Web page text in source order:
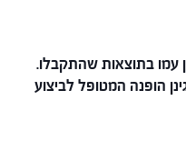
עמו בתוצאות שהתקבלו.
הופנה המטופל לביצוע